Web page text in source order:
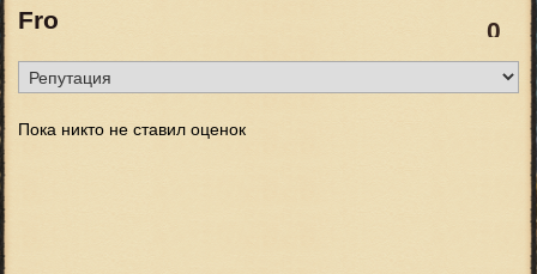
0
Fro
Пока никто не ставил оценок